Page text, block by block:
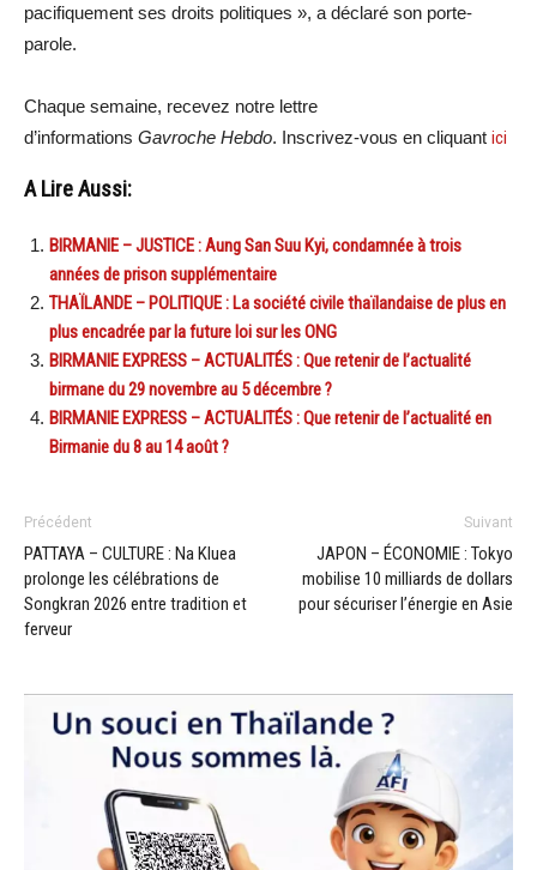
pacifiquement ses droits politiques », a déclaré son porte-
parole.
Chaque semaine, recevez notre lettre
d’informations Gavroche Hebdo. Inscrivez-vous en cliquant ici
A Lire Aussi:
BIRMANIE – JUSTICE : Aung San Suu Kyi, condamnée à trois
années de prison supplémentaire
THAÏLANDE – POLITIQUE : La société civile thaïlandaise de plus en
plus encadrée par la future loi sur les ONG
BIRMANIE EXPRESS – ACTUALITÉS : Que retenir de l’actualité
birmane du 29 novembre au 5 décembre ?
BIRMANIE EXPRESS – ACTUALITÉS : Que retenir de l’actualité en
Birmanie du 8 au 14 août ?
Précédent
PATTAYA – CULTURE : Na Kluea
prolonge les célébrations de
Songkran 2026 entre tradition et
ferveur
Suivant
JAPON – ÉCONOMIE : Tokyo
mobilise 10 milliards de dollars
pour sécuriser l’énergie en Asie